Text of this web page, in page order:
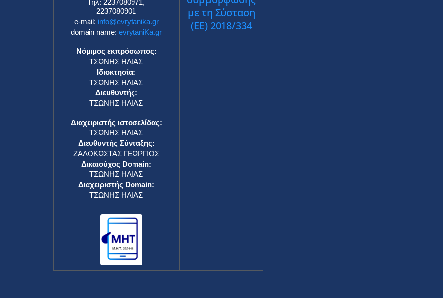
Τηλ: 2237080971,
2237080901
e-mail: info@evrytanika.gr
domain name:evrytaniKa.gr
Νόμιμος εκπρόσωπος:
ΤΣΩΝΗΣ ΗΛΙΑΣ
Ιδιοκτησία:
ΤΣΩΝΗΣ ΗΛΙΑΣ
Διευθυντής:
ΤΣΩΝΗΣ ΗΛΙΑΣ
Διαχειριστής ιστοσελίδας:
ΤΣΩΝΗΣ ΗΛΙΑΣ
Διευθυντής Σύνταξης:
ΖΑΛΟΚΩΣΤΑΣ ΓΕΩΡΓΙΟΣ
Δικαιούχος Domain:
ΤΣΩΝΗΣ ΗΛΙΑΣ
Διαχειριστής Domain:
ΤΣΩΝΗΣ ΗΛΙΑΣ
με τη Σύσταση
(ΕΕ) 2018/334